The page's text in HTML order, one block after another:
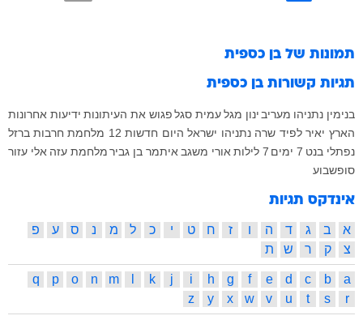
תמונות של בן כספית
תגיות קשורות בן כספית
בנימין נתניהו מעריב ינון מגלעמית סגל פגוש את העיתונות ידיעות אחרונות
הארץ יאיר לפיד שרה נתניהו ישראל היום חדשות 12
מלחמת חרבות ברזל
נפתלי בנט 7 ימים 7 לילות אורי משגב איתמר בן גביר מלחמת עזה אלי עזור
סופשבוע
אינדקס תגיות
א ב ג ד ה ו ז ח ט י כ ל מ נ ס ע
פ
צ
ק ר ש ת
a
b
c
d
e
f
g
h
i
j
k
m
n
o
p
q
r
s
t
u
v
w
x
y
z